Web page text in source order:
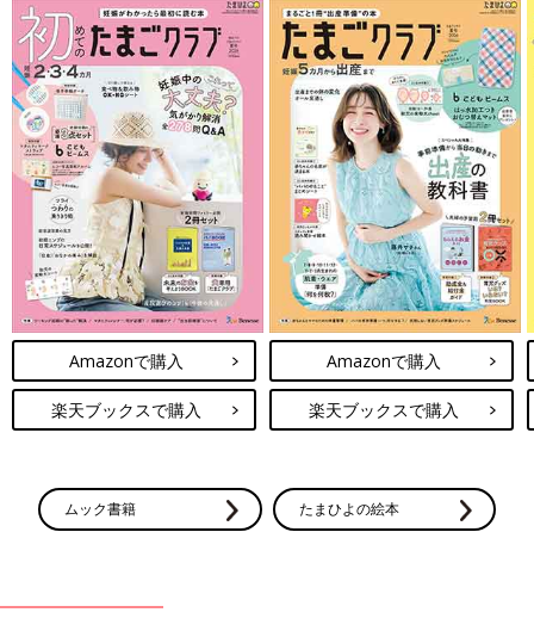
Amazonで購入
楽天ブックスで購入
Amazonで購入
楽天ブックスで購入
ムック書籍 たまひよの絵本